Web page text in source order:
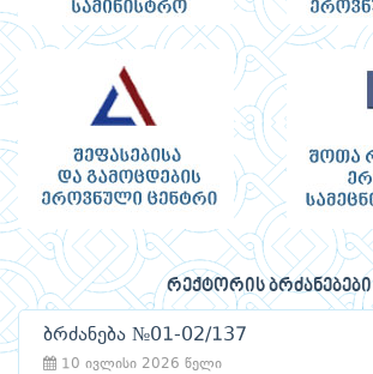
რექტორის ბრძანებები
ბრძანება №01-02/137
10 ივლისი 2026 წელი